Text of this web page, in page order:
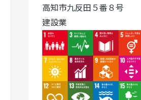
高知市九反田５番８号
建設業
Image
Image Image Image
Image Image Image Image
Image Image Image Image